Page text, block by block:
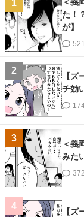
1
＜義
た！
が】
521
2
【
チ効
3
＜義
みた
372
4
【